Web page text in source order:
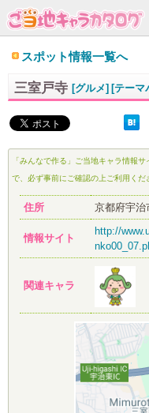
スポット情報一覧へ
三室戸寺 [テーマ
[グルメ]
「みんなで作る」ご当地キャラ情報
で、必ず事前にご確認の上ご利用くだ
住所 京都府宇治
情報サイト
http://
関連キャラ